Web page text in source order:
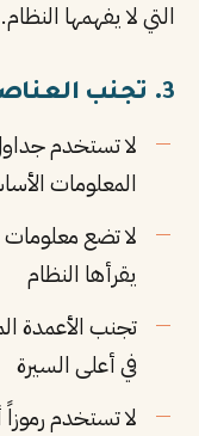
التي لا يفهمها النظام.
3. تجنب العناصر التي تربك قارئ ATS
لا تستخدم
المعلومات
لا تضع معلومات
يقرأها النظام
تجنب الأعمدة
في أعلى السيرة
لا تستخدم